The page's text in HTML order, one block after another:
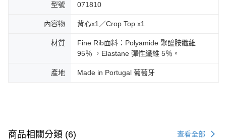
型號 071810
內容物 背心x1／Crop Top x1
材質
Fine Rib面料：Polyamide 聚醯胺纖維
95％ ，Elastane 彈性纖維 5％。
產地 Made in Portugal 葡萄牙
商品相關分類 (6) 查看全部